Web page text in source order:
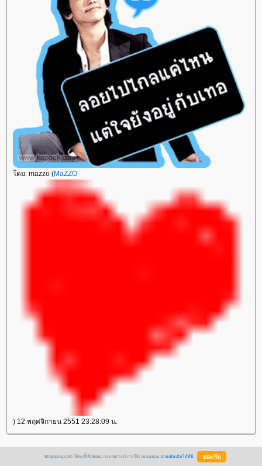
ดย: mazzo (MaZZO
) 12 พฤศจิกายน 2551 23:28:09 น.
BlogGang.com ใช้คุกกี้เพื่อพัฒนาประสบการณ์การใช้งานของคุณ อ่านเพิ่มเติมได้ที่นี่